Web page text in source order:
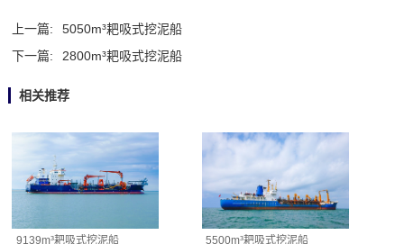
上一篇:
5050m³耙吸式挖泥船
下一篇:
2800m³耙吸式挖泥船
相关推荐
9139m³耙吸式挖泥船 5500m³耙吸式挖泥船